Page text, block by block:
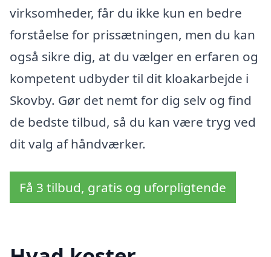
virksomheder, får du ikke kun en bedre
forståelse for prissætningen, men du kan
også sikre dig, at du vælger en erfaren og
kompetent udbyder til dit kloakarbejde i
Skovby. Gør det nemt for dig selv og find
de bedste tilbud, så du kan være tryg ved
dit valg af håndværker.
Få 3 tilbud, gratis og uforpligtende